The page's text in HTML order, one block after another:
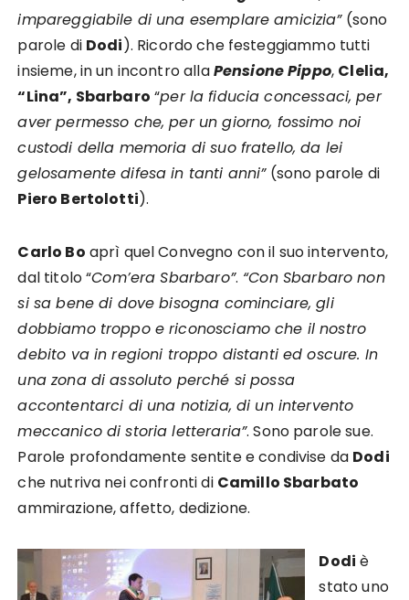
impareggiabile di una esemplare amicizia”(sono
parole di Dodi). Ricordo che festeggiammo tutti
insieme, in un incontro allaPensione Pippo, Clelia,
“Lina”, Sbarbaro “per la fiducia concessaci, per
aver permesso che, per un giorno, fossimo noi
custodi della memoria di suo fratello, da lei
gelosamente difesa in tanti anni”(sono parole di
Piero Bertolotti).
Carlo Bo aprì quel Convegno con il suo intervento,
dal titolo “Com’era Sbarbaro”. “Con Sbarbaro non
si sa bene di dove bisogna cominciare, gli
dobbiamo troppo e riconosciamo che il nostro
debito va in regioni troppo distanti ed oscure. In
una zona di assoluto perché si possa
accontentarci di una notizia, di un intervento
meccanico di storia letteraria”. Sono parole sue.
Parole profondamente sentite e condivise da Dodi
che nutriva nei confronti di Camillo Sbarbato
ammirazione, affetto, dedizione.
Dodi è
stato uno